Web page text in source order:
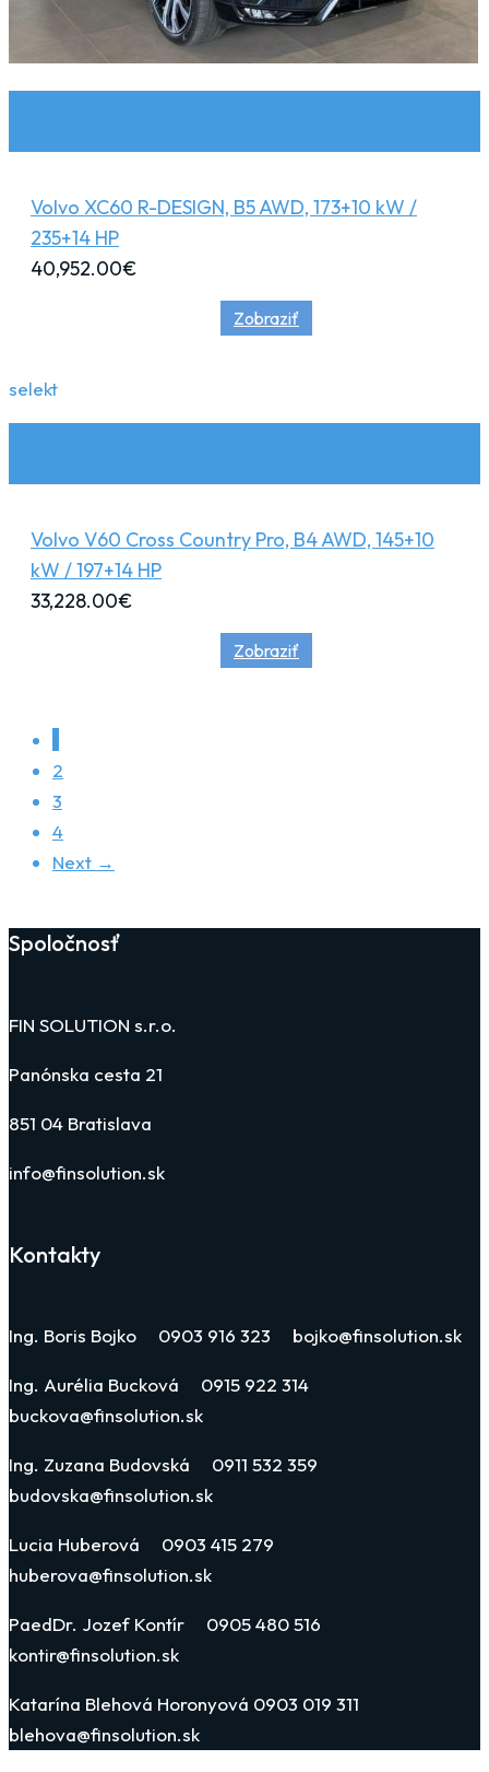
Volvo XC60 R-DESIGN, B5 AWD, 173+10 kW /
235+14 HP
40,952.00€
Zobraziť
selekt
Volvo V60 Cross Country Pro, B4 AWD, 145+10
kW / 197+14 HP
33,228.00€
Zobraziť
2
3
4
Next →
Spoločnosť
FIN SOLUTION s.r.o.
Panónska cesta 21
851 04 Bratislava
info@finsolution.sk
Kontakty
Ing. Boris Bojko 0903 916 323 bojko@finsolution.sk
Ing. Aurélia Bucková 0915 922 314
buckova@finsolution.sk
Ing. Zuzana Budovská 0911 532 359
budovska@finsolution.sk
Lucia Huberová 0903 415 279
huberova@finsolution.sk
PaedDr. Jozef Kontír 0905 480 516
kontir@finsolution.sk
Katarína Blehová Horonyová 0903 019 311
blehova@finsolution.sk